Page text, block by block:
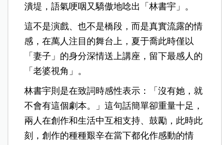
潰堤，語氣哽咽又驕傲地唸出「林書宇」。
這不是演戲、也不是橋段，而是真實流露的情
感，在萬人注目的舞台上，夏于喬此時僅以
「妻子」的身分深情送上講座，留下最感人的
「老婆視角」。
林書宇則是在致詞時感性表示：「沒有她，就
不會有這個劇本。」這句話簡單卻重量十足，
兩人在創作和生活中互相支持、鼓勵，此時此
刻，創作的種種艱辛在當下都化作感動的情